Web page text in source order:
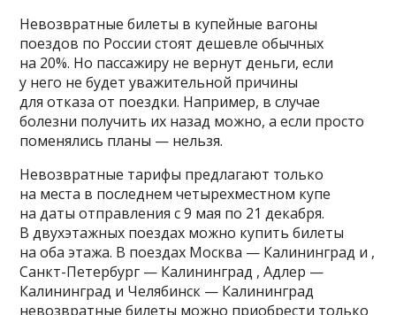
Невозвратные билеты в купейные вагоны
поездов по России стоят дешевле обычных
на 20%. Но пассажиру не вернут деньги, если
у него не будет уважительной причины
для отказа от поездки. Например, в случае
болезни получить их назад можно, а если просто
поменялись планы — нельзя.
Невозвратные тарифы предлагают только
на места в последнем четырехместном купе
на даты отправления с 9 мая по 21 декабря.
В двухэтажных поездах можно купить билеты
на оба этажа. В поездах Москва — Калининград и ,
Санкт-Петербург — Калининград , Адлер —
Калининград и Челябинск — Калининград
невозвратные билеты можно приобрести только